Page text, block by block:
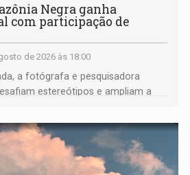
Negra ganha
com participação de
de 2026 às 18:00
a fotógrafa e pesquisadora
estereótipos e ampliam a